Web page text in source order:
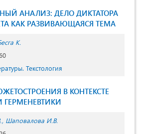
АНАЛИЗ: ДЕЛО ДИКТАТОРА
КАК РАЗВИВАЮЩАЯСЯ ТЕМА
К.
Текстология
В КОНТЕКСТЕ
ГЕРМЕНЕВТИКИ
Шаповалова И.В.